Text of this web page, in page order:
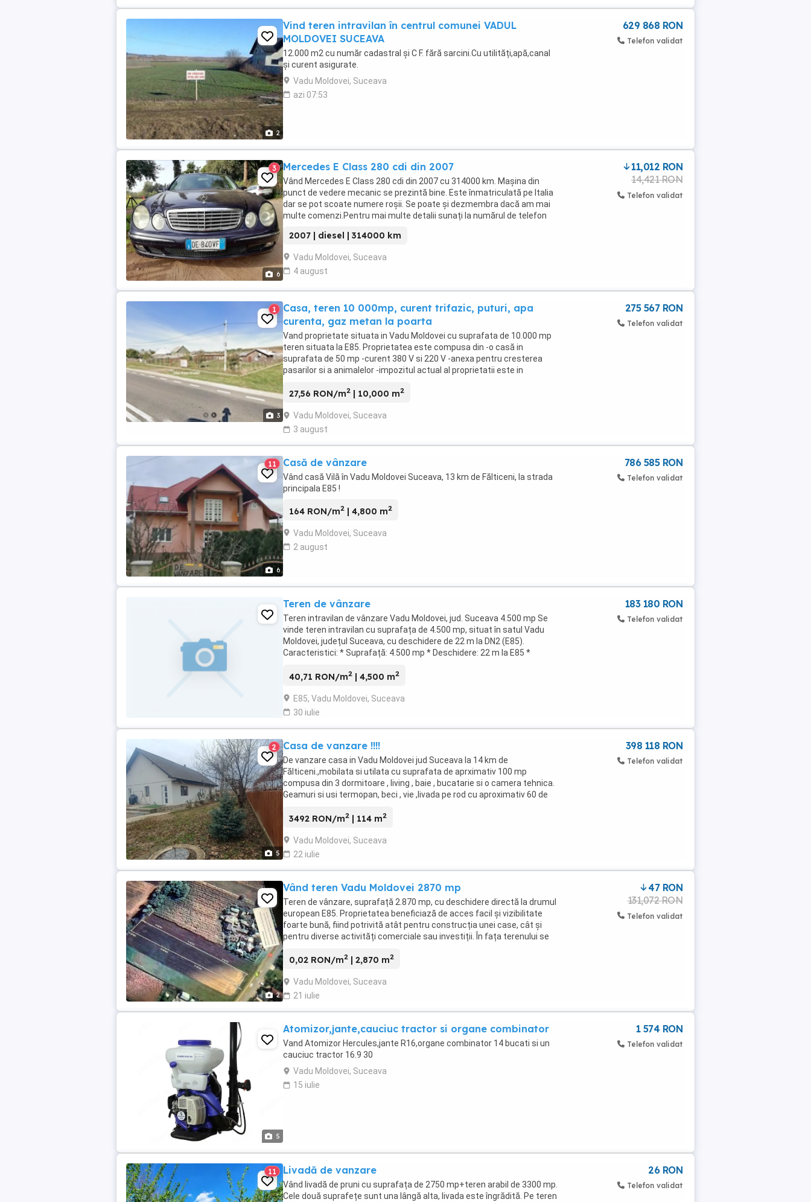
2
Vind teren intravilan în centrul comunei VADUL
MOLDOVEI SUCEAVA
12.000 m2 cu număr cadastral și C F. fără sarcini.Cu utilități,apă,canal
și curent asigurate.
Vadu Moldovei, Suceava
azi 07:53
629 868 RON
Telefon validat
6
3 Mercedes E Class 280 cdi din 2007
Vând Mercedes E Class 280 cdi din 2007 cu 314000 km. Maşina din
punct de vedere mecanic se prezintă bine. Este înmatriculată pe Italia
dar se pot scoate numere roşii. Se poate şi dezmembra dacă am mai
multe comenzi.Pentru mai multe detalii sunați la numărul de telefon
2007 | diesel | 314000 km
Vadu Moldovei, Suceava
4 august
11,012 RON
14,421 RON
Telefon validat
3
1
Casa, teren 10 000mp, curent trifazic, puturi, apa
curenta, gaz metan la poarta
Vand proprietate situata in Vadu Moldovei cu suprafata de 10.000 mp
teren situata la E85. Proprietatea este compusa din -o casă in
suprafata de 50 mp -curent 380 V si 220 V -anexa pentru cresterea
pasarilor si a animalelor -impozitul actual al proprietatii este in
27,56 RON/m2 | 10,000 m2
Vadu Moldovei, Suceava
3 august
275 567 RON
Telefon validat
6
11 Casă de vânzare
Vând casă Vilă în Vadu Moldovei Suceava, 13 km de Fălticeni, la strada
principala E85 !
164 RON/m2 | 4,800 m2
Vadu Moldovei, Suceava
2 august
786 585 RON
Telefon validat
Teren de vânzare
Teren intravilan de vânzare Vadu Moldovei, jud. Suceava 4.500 mp Se
vinde teren intravilan cu suprafața de 4.500 mp, situat în satul Vadu
Moldovei, județul Suceava, cu deschidere de 22 m la DN2 (E85).
Caracteristici: * Suprafață: 4.500 mp * Deschidere: 22 m la E85 *
40,71 RON/m2 | 4,500 m2
E85, Vadu Moldovei, Suceava
30 iulie
183 180 RON
Telefon validat
5
2 Casa de vanzare !!!!
De vanzare casa in Vadu Moldovei jud Suceava la 14 km de
Fălticeni.,mobilata si utilata cu suprafata de aprximativ 100 mp
compusa din 3 dormitoare , living , baie , bucatarie si o camera tehnica.
Geamuri si usi termopan, beci , vie ,livada pe rod cu aproximativ 60 de
3492 RON/m2 | 114 m2
Vadu Moldovei, Suceava
22 iulie
398 118 RON
Telefon validat
2
Vând teren Vadu Moldovei 2870 mp
Teren de vânzare, suprafață 2.870 mp, cu deschidere directă la drumul
european E85. Proprietatea beneficiază de acces facil și vizibilitate
foarte bună, fiind potrivită atât pentru construcția unei case, cât și
pentru diverse activități comerciale sau investiții. În fața terenului se
0,02 RON/m2 | 2,870 m2
Vadu Moldovei, Suceava
21 iulie
47 RON
131,072 RON
Telefon validat
5
Atomizor,jante,cauciuc tractor si organe combinator
Vand Atomizor Hercules,jante R16,organe combinator 14 bucati si un
cauciuc tractor 16.9 30
Vadu Moldovei, Suceava
15 iulie
1 574 RON
Telefon validat
11 Livadă de vanzare
Vând livadă de pruni cu suprafața de 2750 mp+teren arabil de 3300 mp.
Cele două suprafețe sunt una lângă alta, livada este îngrădită. Pe teren
26 RON
Telefon validat